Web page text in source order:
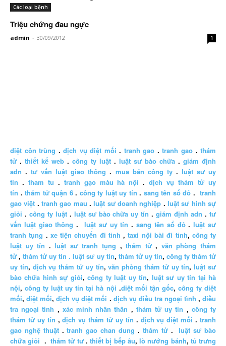
Các loại bệnh
Triệu chứng đau ngực
admin - 30/09/2012 1
diệt côn trùng .dịch vụ diệt mối . tranh gao .tranh gao .thám
tử . thiết kế web . công ty luật . luật sư bào chữa . giám định
adn .tư vấn luật giao thông . mua bán công ty. luật sư uy
tín . tham tu . tranh gạo màu hà nội .dịch vụ thám tử uy
tín .thám tử quận 6. công ty luật uy tín . sang tên sổ đỏ .tranh
gao việt .tranh gao mau .luật sư doanh nghiệp .luật sư hình sự
giỏi . công ty luật. luật sư bào chữa uy tín .giám định adn .tư
vấn luật giao thông . luật sư uy tín .sang tên sổ đỏ.luật sư
tranh tụng . xe tiện chuyến đi tỉnh ,taxi nội bài đi tỉnh, công ty
luật uy tín .luật sư tranh tụng ,thám tử, văn phòng thám
tử ,thám tử uy tín . luật sư uy tín, thám tử uy tín, công ty thám tử
uy tín, dịch vụ thám tử uy tín,văn phòng thám tử uy tín,luật sư
bào chữa hình sự giỏi,công ty luật uy tín, luật sư uy tín tại hà
nội,công ty luật uy tín tại hà nội .diệt mối tận gốc, công ty diệt
mối,diệt mối,dịch vụ diệt mối . dịch vụ điều tra ngoại tình ,điều
tra ngoại tình , xác minh nhân thân , thám tử uy tín , công ty
thám tử uy tín ,dịch vụ thám tử uy tín . dịch vụ diệt mối .tranh
gao nghệ thuật.tranh gao chan dung . thám tử.luật sư bào
chữa giỏi .thám tử tư.thiết bị bếp âu,lò nướng bánh, tủ trưng